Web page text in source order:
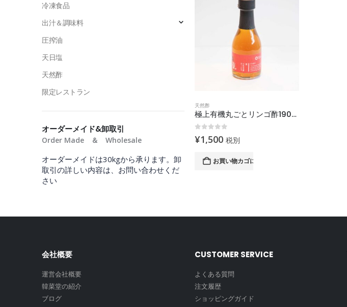
天然酢
極上有機丸ごとリンゴ酢190ml 「限定予約販売」2月中旬配送
¥1,500 税別
お買い物カゴに追加
冷凍食品
出汁＆調味料
圧搾油
天日塩
天然酢
限定レストラン
オーダーメイド&卸取引
Order Made ＆ Wholesale
オーダーメイドは30kgから承ります。卸
取引の詳しい内容は、お問い合わせくだ
さい
会社概要
運営会社概要
韓菜堂の紹介
ブログ
CUSTOMER SERVICE
よくある質問
注文履歴
ショッピングガイド